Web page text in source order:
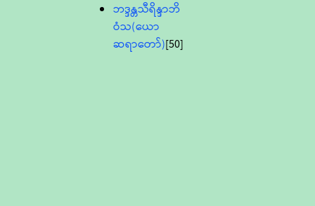
ဘဒ္ဒန္တသီရိန္ဒာဘိ
ဝံသ(ယော
ဆရာတော်)[50]